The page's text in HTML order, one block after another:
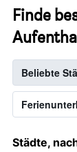
Finde
Beliebte
Städte,